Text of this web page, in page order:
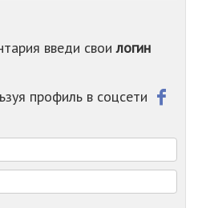
-
-
введи своилогин
профиль в соцсети